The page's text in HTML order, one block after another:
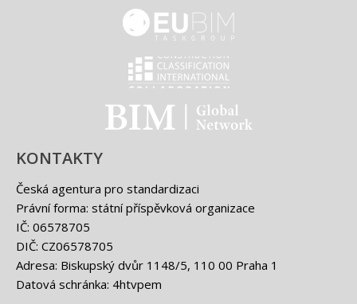
KONTAKTY
Česká agentura pro standardizaci
Právní forma: státní příspěvková organizace
IČ: 06578705
DIČ: CZ06578705
Adresa: Biskupský dvůr 1148/5, 110 00 Praha 1
Datová schránka: 4htvpem
EUBIM - logo
Classification international -
BIM - logo